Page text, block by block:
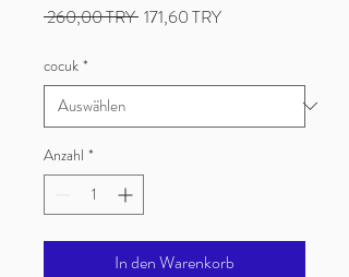
260,00 TRY Standardpreis
171,60 TRYSale-
cocuk *
Anzahl *
In den Warenkorb